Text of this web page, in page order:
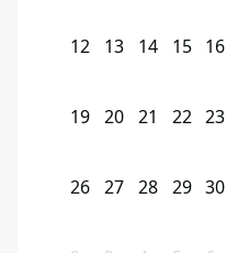
12 13 14 15 16
19 20 21 22 23
26 27 28 29 30